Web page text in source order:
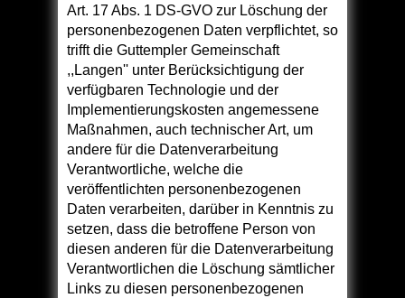
Art. 17 Abs. 1 DS-GVO zur Löschung der
personenbezogenen Daten verpflichtet, so
trifft die Guttempler Gemeinschaft
,,Langen'' unter Berücksichtigung der
verfügbaren Technologie und der
Implementierungskosten angemessene
Maßnahmen, auch technischer Art, um
andere für die Datenverarbeitung
Verantwortliche, welche die
veröffentlichten personenbezogenen
Daten verarbeiten, darüber in Kenntnis zu
setzen, dass die betroffene Person von
diesen anderen für die Datenverarbeitung
Verantwortlichen die Löschung sämtlicher
Links zu diesen personenbezogenen